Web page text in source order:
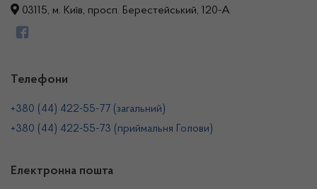
03115, м. Київ, просп. Берестейський, 120-А
Телефони
+380 (44) 422-55-77 (загальний)
+380 (44) 422-55-73 (приймальня Голови)
Електронна пошта